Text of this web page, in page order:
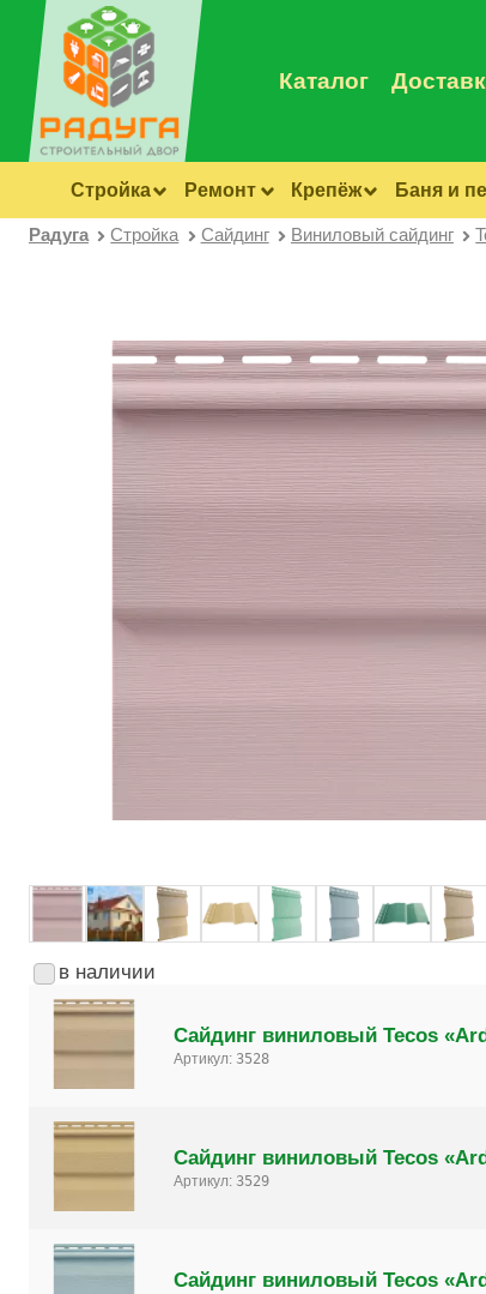
Каталог
Стройка Ремонт Крепёж Баня и
Радуга Стройка Сайдинг Виниловый сайдинг
в наличии
Сайдинг виниловый Tecos
Артикул: 3528
Сайдинг виниловый Tecos
Артикул: 3529
Сайдинг виниловый Tecos